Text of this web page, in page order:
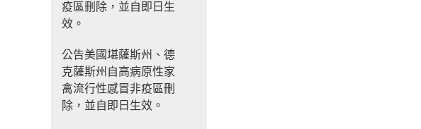
疫區刪除，並自即日生
效。
公告美國堪薩斯州、德
克薩斯州自高病原性家
禽流行性感冒非疫區刪
除，並自即日生效。